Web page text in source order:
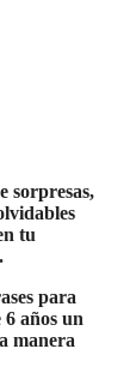
sorpresas,
tu
para
6 años un
manera